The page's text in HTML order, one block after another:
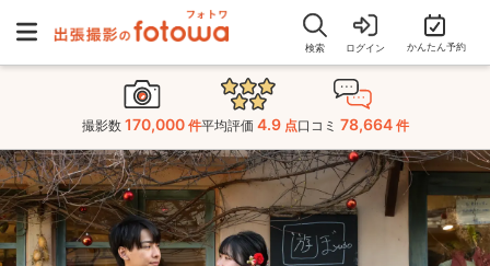
検索 ログイン かんたん予約
撮影数 170,000 件平均評価 4.9 点口コミ 78,664 件